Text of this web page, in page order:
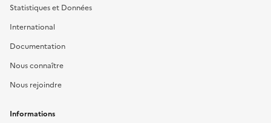
Statistiques et Données
International
Documentation
Nous connaître
Nous rejoindre
Informations